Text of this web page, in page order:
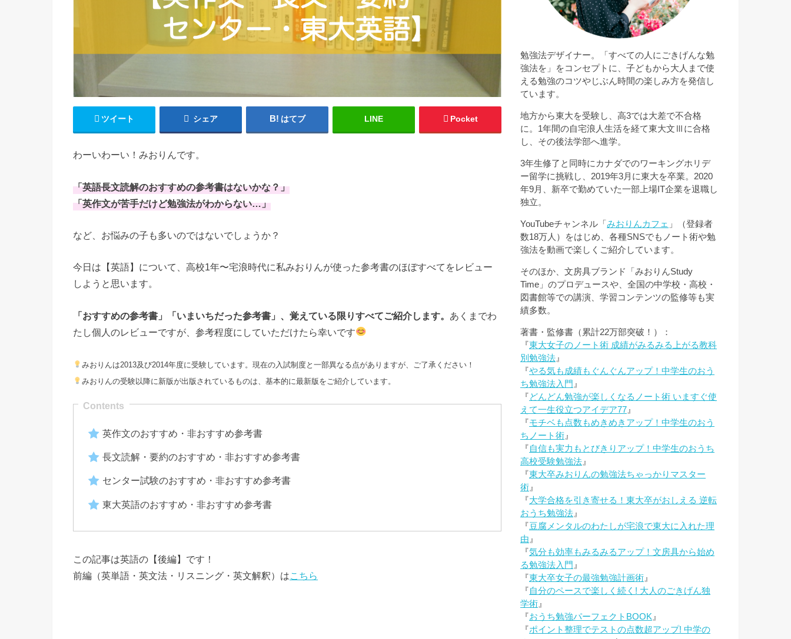
ツイート シェア はてブ LINE Pocket
わーいわーい！みおりんです。
「英語長文読解のおすすめの参考書はないかな？」
「英作文が苦手だけど勉強法がわからない…」
など、お悩みの子も多いのではないでしょうか？
今日は【英語】について、高校1年〜宅浪時代に私みおりんが使った参考書のほぼすべてをレビュー
しようと思います。
「おすすめの参考書」「いまいちだった参考書」、覚えている限りすべてご紹介します。 あくまでわ
たし個人のレビューですが、参考程度にしていただけたら幸いです
みおりんは2013及び2014年度に受験しています。現在の入試制度と一部異なる点がありますが、ご了承ください！
みおりんの受験以降に新版が出版されているものは、基本的に最新版をご紹介しています。
英作文のおすすめ・非おすすめ参考書
長文読解・要約のおすすめ・非おすすめ参考書
センター試験のおすすめ・非おすすめ参考書
東大英語のおすすめ・非おすすめ参考書
この記事は英語の【後編】です！
前編（英単語・英文法・リスニング・英文解釈）はこちら
勉強法デザイナー。「すべての人にごきげんな勉
強法を」をコンセプトに、子どもから大人まで使
える勉強のコツやじぶん時間の楽しみ方を発信し
ています。
地方から東大を受験し、高3では大差で不合格
に。1年間の自宅浪人生活を経て東大文Ⅲに合格
し、その後法学部へ進学。
3年生修了と同時にカナダでのワーキングホリデ
ー留学に挑戦し、2019年3月に東大を卒業。2020
年9月、新卒で勤めていた一部上場IT企業を退職し
独立。
YouTubeチャンネル「 みおりんカフェ 」（登録者
数18万人）をはじめ、各種SNSでもノート術や勉
強法を動画で楽しくご紹介しています。
そのほか、文房具ブランド「みおりんStudy
Time」のプロデュースや、全国の中学校・高校・
図書館等での講演、学習コンテンツの監修等も実
績多数。
著書・監修書（累計22万部突破！）：
『東大女子のノート術 成績がみるみる上がる教科
別勉強法 』
『やる気も成績もぐんぐんアップ！中学生のおう
ち勉強法入門 』
『どんどん勉強が楽しくなるノート術 いますぐ使
えて一生役立つアイデア77 』
『モチベも点数もめきめきアップ！中学生のおう
ちノート術 』
『自信も実力もとびきりアップ！中学生のおうち
高校受験勉強法 』
『東大卒みおりんの勉強法ちゃっかりマスター
術 』
『大学合格を引き寄せる！東大卒がおしえる 逆転
おうち勉強法 』
『豆腐メンタルのわたしが宅浪で東大に入れた理
由 』
『気分も効率もみるみるアップ！文房具から始め
る勉強法入門 』
『東大卒女子の最強勉強計画術 』
『自分のペースで楽しく続く! 大人のごきげん独
学術 』
『おうち勉強パーフェクトBOOK 』
『ポイント整理でテストの点数超アップ! 中学の